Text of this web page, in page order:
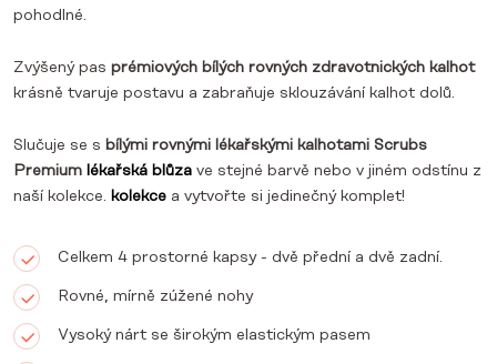
pohodlné.
Zvýšený pas prémiových bílých rovných zdravotnických kalhot
krásně tvaruje postavu a zabraňuje sklouzávání kalhot dolů.
Slučuje se s bílými rovnými lékařskými kalhotami Scrubs
Premium lékařská blůza ve stejné barvě nebo v jiném odstínu z
naší kolekce. kolekce a vytvořte si jedinečný komplet!
Celkem 4 prostorné kapsy - dvě přední a dvě zadní.
Rovné, mírně zúžené nohy
Vysoký nárt se širokým elastickým pasem